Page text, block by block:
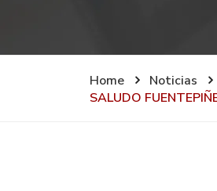
Home
Noticias
SALUDO